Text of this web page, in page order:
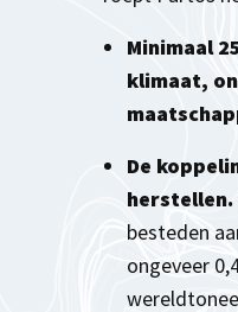
Minimaal
klimaat,
De
herstellen.
besteden
ongeveer